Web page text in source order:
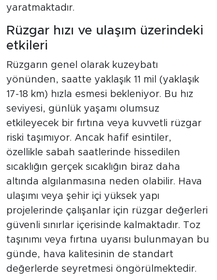
yaratmaktadır.
Rüzgar hızı ve ulaşım üzerindeki
etkileri
Rüzgarın genel olarak kuzeybatı
yönünden, saatte yaklaşık 11 mil (yaklaşık
17-18 km) hızla esmesi bekleniyor. Bu hız
seviyesi, günlük yaşamı olumsuz
etkileyecek bir fırtına veya kuvvetli rüzgar
riski taşımıyor. Ancak hafif esintiler,
özellikle sabah saatlerinde hissedilen
sıcaklığın gerçek sıcaklığın biraz daha
altında algılanmasına neden olabilir. Hava
ulaşımı veya şehir içi yüksek yapı
projelerinde çalışanlar için rüzgar değerleri
güvenli sınırlar içerisinde kalmaktadır. Toz
taşınımı veya fırtına uyarısı bulunmayan bu
günde, hava kalitesinin de standart
değerlerde seyretmesi öngörülmektedir.